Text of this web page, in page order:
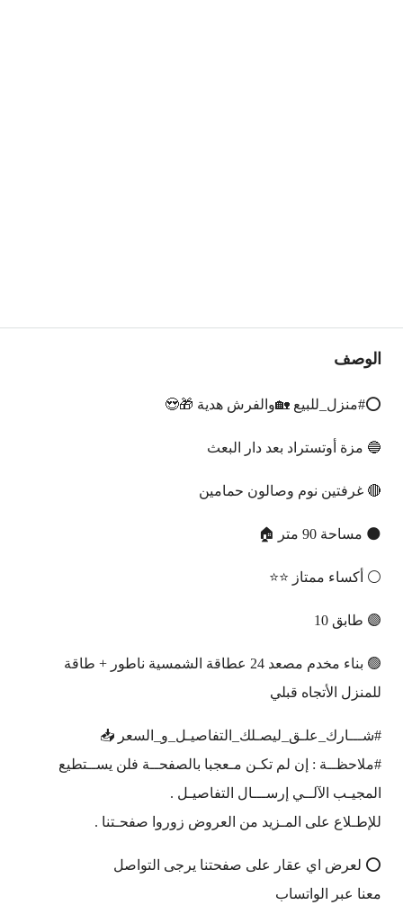
الوصف
⭕#منزل_للبيع 🏡والفرش هدية 🎁😍
🔵 مزة أوتستراد بعد دار البعث
🔴 غرفتين نوم وصالون حمامين
🌑 مساحة 90 متر 🏠
⚪ أكساء ممتاز ⭐⭐
🟣 طابق 10
🟢 بناء مخدم مصعد 24 عطاقة الشمسية ناطور + طاقة
للمنزل الأتجاه قبلي
#شـــارك_علـق_ليصـلك_التفاصيـل_و_السعر 📥
#ملاحظــة : إن لم تكـن مـعجبا بالصفحــة فلن يســتطيع
المجيـب الآلــي إرســـال التفاصيـل .
للإطـلاع على المـزيد من العروض زوروا صفحـتنا .
⭕️ لعرض اي عقار على صفحتنا يرجى التواصل
معنا عبر الواتساب